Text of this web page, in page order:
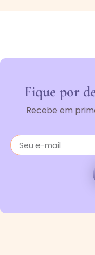
Fique por
Recebe em